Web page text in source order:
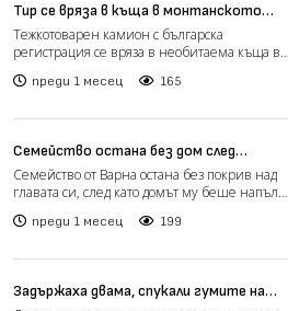
Тир се вряза в къща в монтанското
село Липен (видео)
Тежкотоварен камион с българска
регистрация се вряза в необитаема къща в
преди 1 месец 165
Семейство остана без дом след
умишлен палеж, заподозряха бивш
приятел на дъщеря си (видео)
Семейство от Варна остана без покрив над
главата си, след като домът му беше напълно
преди 1 месец 199
Задържаха двама, спукали гумите на